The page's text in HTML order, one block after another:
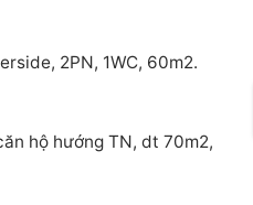
2PN, 1WC, 60m2.
hộ hướng TN, dt 70m2,